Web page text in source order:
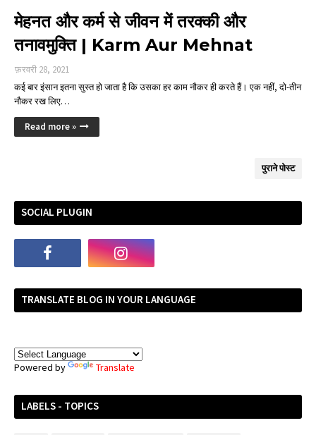
मेहनत और कर्म से जीवन में तरक्की और
तनावमुक्ति | Karm Aur Mehnat
फ़रवरी 28, 2021
कई बार इंसान इतना सुस्त हो जाता है कि उसका हर काम नौकर ही करते हैं। एक नहीं, दो-तीन
नौकर रख लिए…
Read more »
पुराने पोस्ट
SOCIAL PLUGIN
TRANSLATE BLOG IN YOUR LANGUAGE
Powered by Translate
LABELS - TOPICS